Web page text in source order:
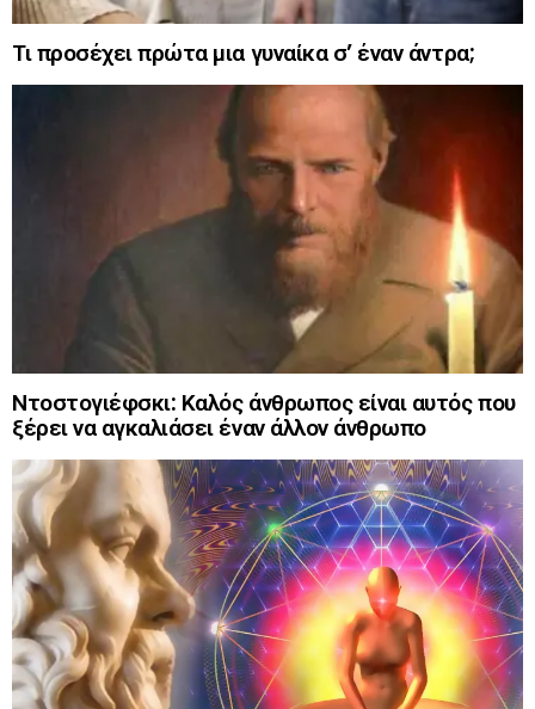
Τι προσέχει πρώτα μια γυναίκα σ’ έναν άντρα;
Ντοστογιέφσκι: Καλός άνθρωπος είναι αυτός που
ξέρει να αγκαλιάσει έναν άλλον άνθρωπο